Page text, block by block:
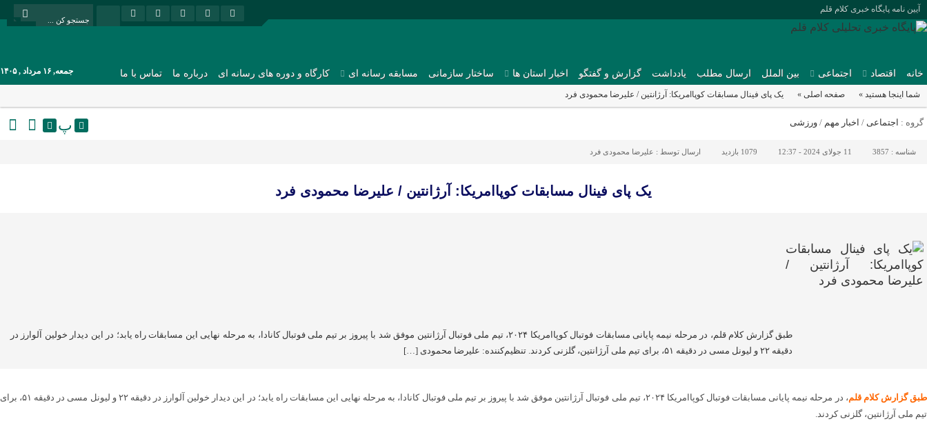
آیین نامه پایگاه خبری کلام قلم
خانه اقتصاد اجتماعی بین الملل ارسال مطلب یادداشت گزارش و گفتگو اخبار استان ها ساختار سازمانی مسابقه رسانه ای کارگاه و دوره های رسانه ای درباره ما تماس با ما جمعه, ۱۶ مرداد , ۱۴۰۵
شما اینجا هستید » صفحه اصلی » یک پای فینال مسابقات کوپاامریکا: آرژانتین / علیرضا محمودی فرد
گروه : اجتماعی / اخبار مهم / ورزشی پ
شناسه : 3857 11 جولای 2024 - 12:37 1079 بازدید ارسال توسط : علیرضا محمودی فرد
یک پای فینال مسابقات کوپاامریکا: آرژانتین / علیرضا محمودی فرد
طبق گزارش کلام قلم، در مرحله نیمه پایانی مسابقات فوتبال کوپاامریکا ۲۰۲۴، تیم ملی فوتبال آرژانتین موفق شد با پیروز بر تیم ملی فوتبال کانادا، به مرحله نهایی این مسابقات راه یابد؛ در این دیدار خولین آلوارز در
دقیقه ۲۲ و لیونل مسی در دقیقه ۵۱، برای تیم ملی آرژانتین، گلزنی کردند. تنظیم‌کننده: علیرضا محمودی […]
طبق گزارش کلام قلم
، در مرحله نیمه پایانی مسابقات فوتبال کوپاامریکا ۲۰۲۴، تیم ملی فوتبال آرژانتین موفق شد با پیروز بر تیم ملی فوتبال کانادا، به مرحله نهایی این مسابقات راه یابد؛ در این دیدار خولین آلوارز در دقیقه ۲۲ و لیونل مسی در دقیقه ۵۱، برای
تیم ملی آرژانتین، گلزنی کردند.